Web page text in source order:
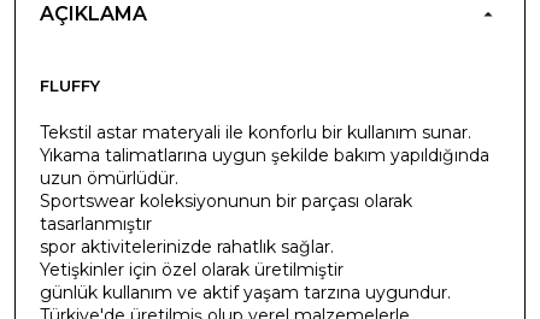
AÇIKLAMA
FLUFFY
Tekstil astar materyali ile konforlu bir kullanım sunar.
Yıkama talimatlarına uygun şekilde bakım yapıldığında
uzun ömürlüdür.
Sportswear koleksiyonunun bir parçası olarak
tasarlanmıştır
spor aktivitelerinizde rahatlık sağlar.
Yetişkinler için özel olarak üretilmiştir
günlük kullanım ve aktif yaşam tarzına uygundur.